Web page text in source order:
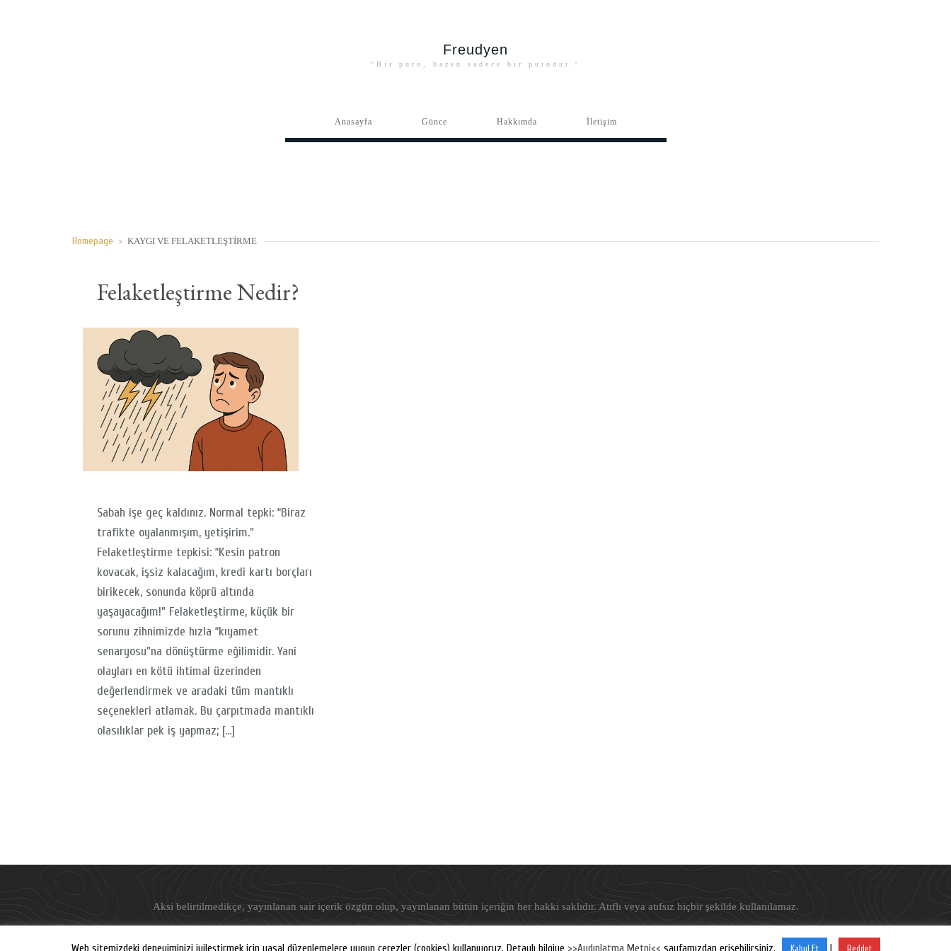
Freudyen
"Bir puro, bazen sadece bir purodur."
Anasayfa Günce Hakkımda İletişim
Homepage > KAYGI VE FELAKETLEŞTIRME
Felaketleştirme Nedir?
Sabah işe geç kaldınız. Normal tepki: “Biraz
trafikte oyalanmışım, yetişirim.”
Felaketleştirme tepkisi: “Kesin patron
kovacak, işsiz kalacağım, kredi kartı borçları
birikecek, sonunda köprü altında
yaşayacağım!” Felaketleştirme, küçük bir
sorunu zihnimizde hızla “kıyamet
senaryosu”na dönüştürme eğilimidir. Yani
olayları en kötü ihtimal üzerinden
değerlendirmek ve aradaki tüm mantıklı
seçenekleri atlamak. Bu çarpıtmada mantıklı
olasılıklar pek iş yapmaz; […]
Aksi belirtilmedikçe, yayınlanan sair içerik özgün olup, yayınlanan bütün içeriğin her hakkı saklıdır. Atıflı veya atıfsız hiçbir şekilde kullanılamaz.
Web sitemizdeki deneyiminizi iyileştirmek için yasal düzenlemelere uygun çerezler (cookies) kullanıyoruz. Detaylı bilgiye >>Aydınlatma Metni<< sayfamızdan erişebilirsiniz. Kabul Et Reddet